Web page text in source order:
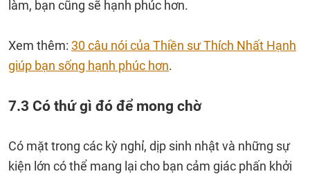
làm, bạn cũng sẽ hạnh phúc hơn.
Xem thêm: 30 câu nói của Thiền sư Thích Nhất Hạnh
giúp bạn sống hạnh phúc hơn.
7.3 Có thứ gì đó để mong chờ
Có mặt trong các kỳ nghỉ, dịp sinh nhật và những sự
kiện lớn có thể mang lại cho bạn cảm giác phấn khởi